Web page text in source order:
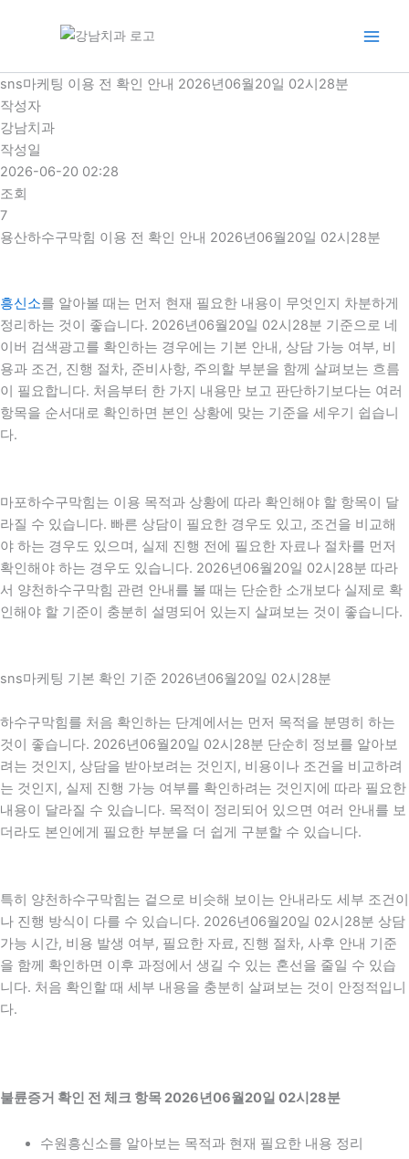
로
건
너
뛰
기
sns마케팅 이용 전 확인 안내 2026년06월20일 02시28분
작성자
강남치과
작성일
2026-06-20 02:28
조회
7
용산하수구막힘 이용 전 확인 안내 2026년06월20일 02시28분
흥신소를 알아볼 때는 먼저 현재 필요한 내용이 무엇인지 차분하게
정리하는 것이 좋습니다. 2026년06월20일 02시28분 기준으로 네
이버 검색광고를 확인하는 경우에는 기본 안내, 상담 가능 여부, 비
용과 조건, 진행 절차, 준비사항, 주의할 부분을 함께 살펴보는 흐름
이 필요합니다. 처음부터 한 가지 내용만 보고 판단하기보다는 여러
항목을 순서대로 확인하면 본인 상황에 맞는 기준을 세우기 쉽습니
다.
마포하수구막힘는 이용 목적과 상황에 따라 확인해야 할 항목이 달
라질 수 있습니다. 빠른 상담이 필요한 경우도 있고, 조건을 비교해
야 하는 경우도 있으며, 실제 진행 전에 필요한 자료나 절차를 먼저
확인해야 하는 경우도 있습니다. 2026년06월20일 02시28분 따라
서 양천하수구막힘 관련 안내를 볼 때는 단순한 소개보다 실제로 확
인해야 할 기준이 충분히 설명되어 있는지 살펴보는 것이 좋습니다.
sns마케팅 기본 확인 기준 2026년06월20일 02시28분
하수구막힘를 처음 확인하는 단계에서는 먼저 목적을 분명히 하는
것이 좋습니다. 2026년06월20일 02시28분 단순히 정보를 알아보
려는 것인지, 상담을 받아보려는 것인지, 비용이나 조건을 비교하려
는 것인지, 실제 진행 가능 여부를 확인하려는 것인지에 따라 필요한
내용이 달라질 수 있습니다. 목적이 정리되어 있으면 여러 안내를 보
더라도 본인에게 필요한 부분을 더 쉽게 구분할 수 있습니다.
특히 양천하수구막힘는 겉으로 비슷해 보이는 안내라도 세부 조건이
나 진행 방식이 다를 수 있습니다. 2026년06월20일 02시28분 상담
가능 시간, 비용 발생 여부, 필요한 자료, 진행 절차, 사후 안내 기준
을 함께 확인하면 이후 과정에서 생길 수 있는 혼선을 줄일 수 있습
니다. 처음 확인할 때 세부 내용을 충분히 살펴보는 것이 안정적입니
다.
불륜증거 확인 전 체크 항목 2026년06월20일 02시28분
수원흥신소를 알아보는 목적과 현재 필요한 내용 정리